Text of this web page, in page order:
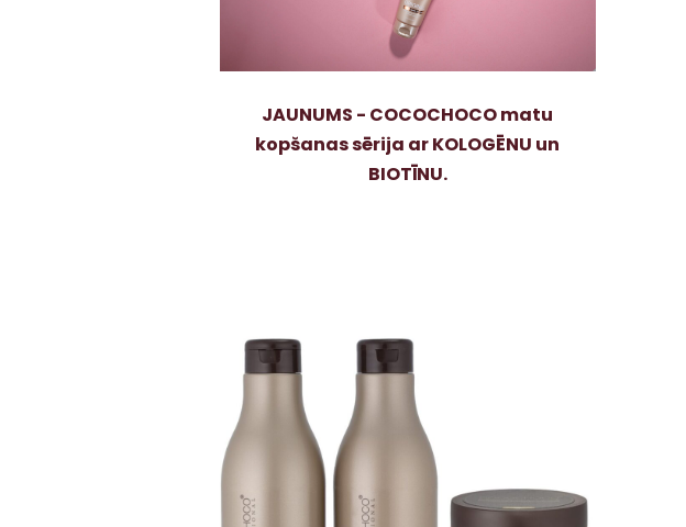
JAUNUMS - COCOCHOCO matu
kopšanas sērija ar KOLOGĒNU un
BIOTĪNU.